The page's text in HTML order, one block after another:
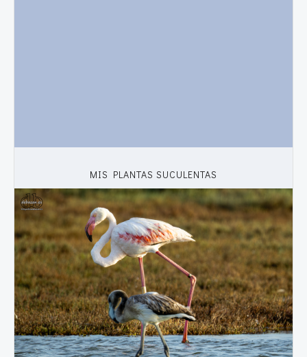
MIS PLANTAS SUCULENTAS